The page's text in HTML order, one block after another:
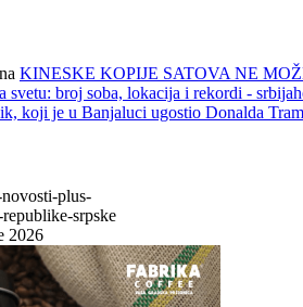
na KINESKE KOPIJE SATOVA NE
svetu: broj soba, lokacija i rekordi -
koji je u Banjaluci ugostio Donalda